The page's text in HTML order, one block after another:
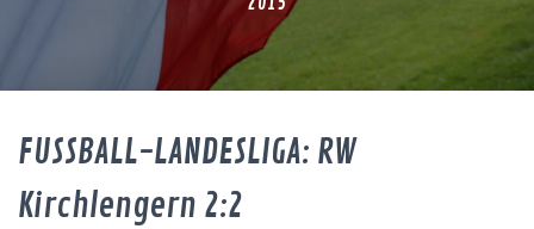
FUSSBALL-LANDESLIGA: RW
Kirchlengern 2:2